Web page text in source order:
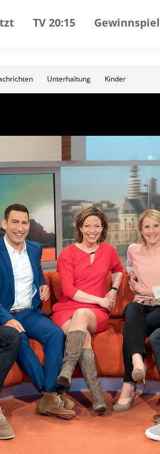
TV 20:15
Unterhaltung Kinder